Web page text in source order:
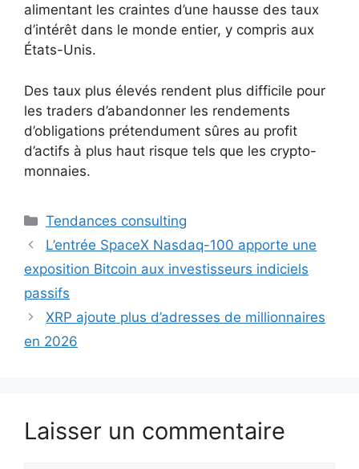
alimentant les craintes d’une hausse des taux
d’intérêt dans le monde entier, y compris aux
États-Unis.
Des taux plus élevés rendent plus difficile pour
les traders d’abandonner les rendements
d’obligations prétendument sûres au profit
d’actifs à plus haut risque tels que les crypto-
monnaies.
Catégories
Tendances consulting
L’entrée SpaceX Nasdaq-100 apporte une
exposition Bitcoin aux investisseurs indiciels
passifs
XRP ajoute plus d’adresses de millionnaires
en 2026
Laisser un commentaire